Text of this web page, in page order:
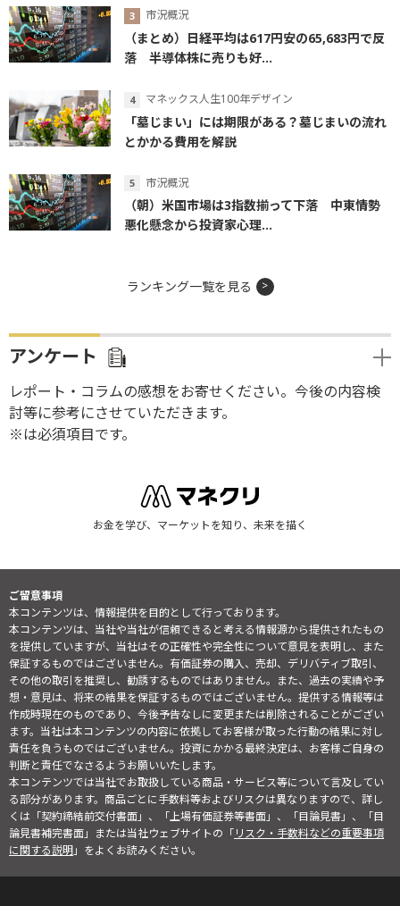
市況概況
（まとめ）日経平均は617円安の65,683円で反
落 半導体株に売りも好...
マネックス人生100年デザイン
「墓じまい」には期限がある？墓じまいの流れ
とかかる費用を解説
市況概況
（朝）米国市場は3指数揃って下落 中東情勢
悪化懸念から投資家心理...
ランキング一覧を見る
アンケート
レポート・コラムの感想をお寄せください。今後の内容検
討等に参考にさせていただきます。
※は必須項目です。
お金を学び、マーケットを知り、未来を描く
ご留意事項
本コンテンツは、情報提供を目的として行っております。
本コンテンツは、当社や当社が信頼できると考える情報源から提供されたもの
を提供していますが、当社はその正確性や完全性について意見を表明し、また
保証するものではございません。有価証券の購入、売却、デリバティブ取引、
その他の取引を推奨し、勧誘するものではありません。また、過去の実績や予
想・意見は、将来の結果を保証するものではございません。提供する情報等は
作成時現在のものであり、今後予告なしに変更または削除されることがござい
ます。当社は本コンテンツの内容に依拠してお客様が取った行動の結果に対し
責任を負うものではございません。投資にかかる最終決定は、お客様ご自身の
判断と責任でなさるようお願いいたします。
本コンテンツでは当社でお取扱している商品・サービス等について言及してい
る部分があります。商品ごとに手数料等およびリスクは異なりますので、詳し
くは「契約締結前交付書面」、「上場有価証券等書面」、「目論見書」、「目
論見書補完書面」または当社ウェブサイトの「リスク・手数料などの重要事項
に関する説明」をよくお読みください。